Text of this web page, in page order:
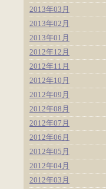
2013年03月
2013年02月
2013年01月
2012年12月
2012年11月
2012年10月
2012年09月
2012年08月
2012年07月
2012年06月
2012年05月
2012年04月
2012年03月